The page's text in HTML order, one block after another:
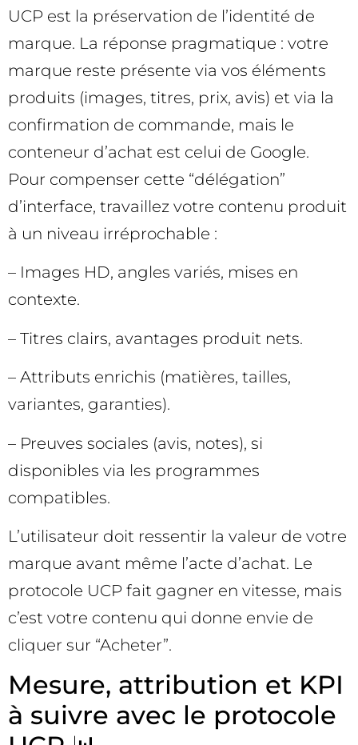
UCP est la préservation de l’identité de
marque. La réponse pragmatique : votre
marque reste présente via vos éléments
produits (images, titres, prix, avis) et via la
confirmation de commande, mais le
conteneur d’achat est celui de Google.
Pour compenser cette “délégation”
d’interface, travaillez votre contenu produit
à un niveau irréprochable :
– Images HD, angles variés, mises en
contexte.
– Titres clairs, avantages produit nets.
– Attributs enrichis (matières, tailles,
variantes, garanties).
– Preuves sociales (avis, notes), si
disponibles via les programmes
compatibles.
L’utilisateur doit ressentir la valeur de votre
marque avant même l’acte d’achat. Le
protocole UCP fait gagner en vitesse, mais
c’est votre contenu qui donne envie de
cliquer sur “Acheter”.
Mesure, attribution et KPI
à suivre avec le protocole